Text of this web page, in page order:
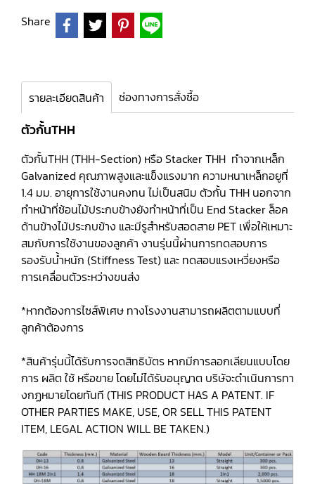
Share
รายละเอียดสินค้า ช่องทางการสั่งซื้อ
ตัวกั้นTHH
ตัวกั้นTHH (THH-Section) หรือ Stacker THH ทำจากเหล็ก
Galvanized คุณภาพสูงและแข็งแรงมาก ความหนาเหล็กอยูที่
1.4 มม. อายุการใช้งานคงทน ไม่เป็นสนิม ตัวกั้น THH นอกจาก
ทำหน้าที่ซ้อนไม้ประกบข้างยังทำหน้าที่เป็น End Stacker ล็อค
ด้านข้างไม้ประกบข้าง และมีรูสำหรับสอดสาย PET เพื่อให้เหมาะ
สมกับการใช้งานของลูกค้า งานรุ่นนี้ผ่านการทดสอบการ
รองรับน้ำหนัก (Stiffness Test) และ ทดสอบแรงเหวี่ยงหรือ
การเคลื่อนตัวระหว่างขนส่ง
*หากต้องการไซส์พิเศษ ทางโรงงานสามารถผลิตตามแบบที่
ลูกค้าต้องการ
*สินค้ารุ่นนี้ได้รับการจดสิทธิบัตร หากมีการลอกเลียนแบบโดย
การ ผลิต ใช้ หรือขาย โดยไม่ได้รับอนุญาต บริษัจะดำเนินการทา
งกฏหมายโดยทันที (THIS PRODUCT HAS A PATENT. IF
OTHER PARTIES MAKE, USE, OR SELL THIS PATENT
ITEM, LEGAL ACTION WILL BE TAKEN.)